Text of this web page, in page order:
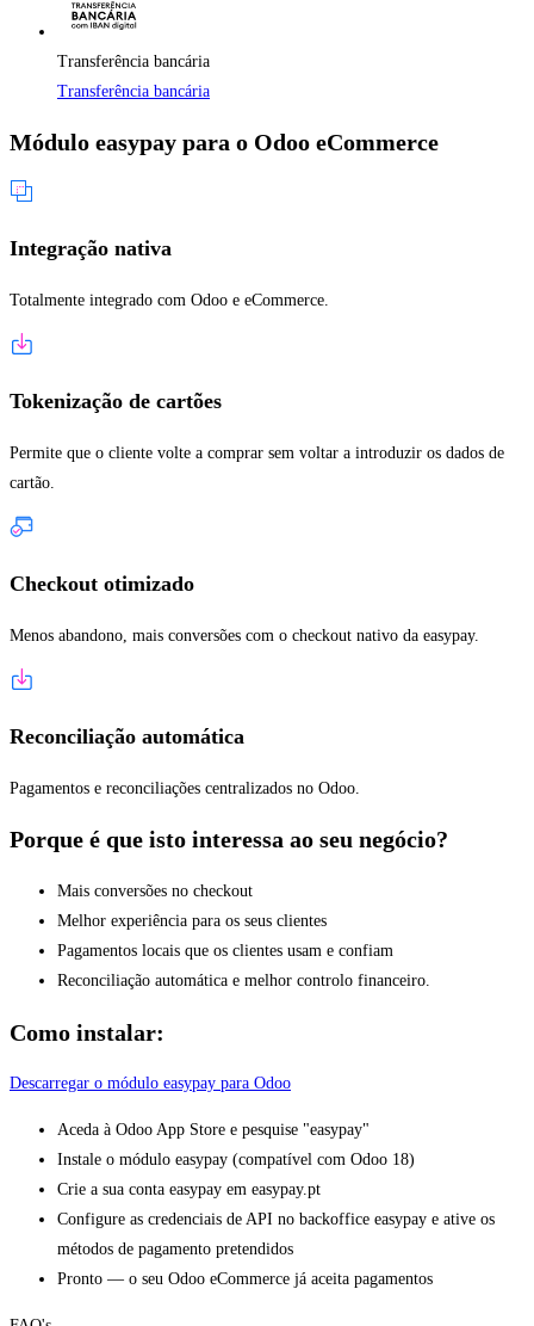
Transferência bancária
Transferência bancária
Módulo easypay para o Odoo eCommerce
Integração nativa
Totalmente integrado com Odoo e eCommerce.
Tokenização de cartões
Permite que o cliente volte a comprar sem voltar a introduzir os dados de
cartão.
Checkout otimizado
Menos abandono, mais conversões com o checkout nativo da easypay.
Reconciliação automática
Pagamentos e reconciliações centralizados no Odoo.
Porque é que isto interessa ao seu negócio?
Mais conversões no checkout
Melhor experiência para os seus clientes
Pagamentos locais que os clientes usam e confiam
Reconciliação automática e melhor controlo financeiro.
Como instalar:
Descarregar o módulo easypay para Odoo
Aceda à Odoo App Store e pesquise "easypay"
Instale o módulo easypay (compatível com Odoo 18)
Crie a sua conta easypay em easypay.pt
Configure as credenciais de API no backoffice easypay e ative os
métodos de pagamento pretendidos
Pronto — o seu Odoo eCommerce já aceita pagamentos